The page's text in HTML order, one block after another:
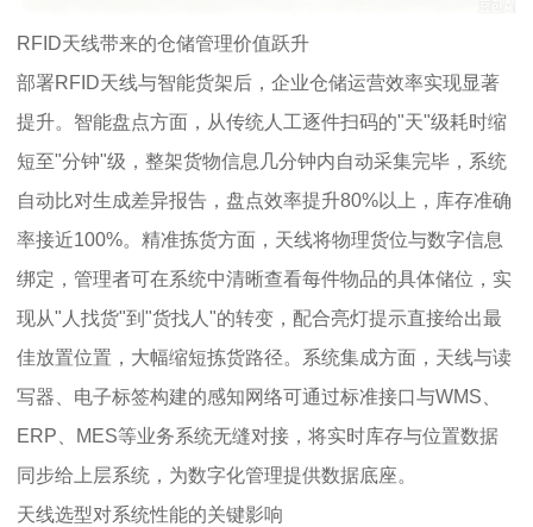
RFID天线带来的仓储管理价值跃升
部署RFID天线与智能货架后，企业仓储运营效率实现显著
提升。智能盘点方面，从传统人工逐件扫码的"天"级耗时缩
短至"分钟"级，整架货物信息几分钟内自动采集完毕，系统
自动比对生成差异报告，盘点效率提升80%以上，库存准确
率接近100%。精准拣货方面，天线将物理货位与数字信息
绑定，管理者可在系统中清晰查看每件物品的具体储位，实
现从"人找货"到"货找人"的转变，配合亮灯提示直接给出最
佳放置位置，大幅缩短拣货路径。系统集成方面，天线与读
写器、电子标签构建的感知网络可通过标准接口与WMS、
ERP、MES等业务系统无缝对接，将实时库存与位置数据
同步给上层系统，为数字化管理提供数据底座。
天线选型对系统性能的关键影响